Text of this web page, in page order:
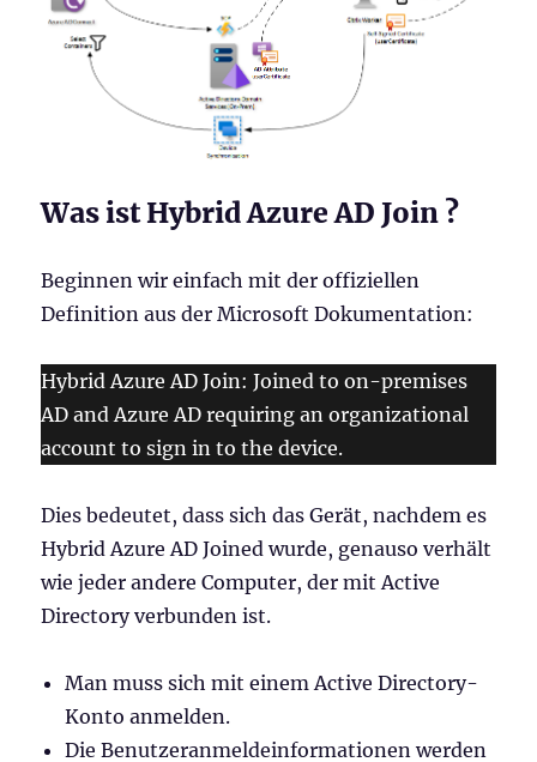
Was ist Hybrid Azure AD Join ?
Beginnen wir einfach mit der offiziellen
Definition aus der Microsoft Dokumentation:
Hybrid Azure AD Join: Joined to on-premises
AD and Azure AD requiring an organizational
account to sign in to the device.
Dies bedeutet, dass sich das Gerät, nachdem es
Hybrid Azure AD Joined wurde, genauso verhält
wie jeder andere Computer, der mit Active
Directory verbunden ist.
Man muss sich mit einem Active Directory-
Konto anmelden.
Die Benutzeranmeldeinformationen werden